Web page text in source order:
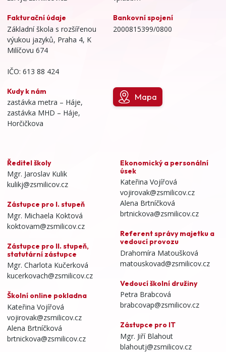
Fakturační údaje
Základní škola s rozšířenou
výukou jazyků, Praha 4, K
Milíčovu 674
IČO: 613 88 424
Bankovní spojení
2000815399/0800
Kudy k nám
zastávka metra – Háje,
zastávka MHD – Háje,
Horčičkova
Mapa
Ředitel školy
Mgr. Jaroslav Kulik
kulikj@zsmilicov.cz
Zástupce pro I. stupeň
Mgr. Michaela Koktová
koktovam@zsmilicov.cz
Zástupce pro II. stupeň,
statutární zástupce
Mgr. Charlota Kučerková
kucerkovach@zsmilicov.cz
Školní online pokladna
Kateřina Vojířová
vojirovak@zsmilicov.cz
Alena Brtníčková
brtnickova@zsmilicov.cz
Ekonomický a personální
úsek
Kateřina Vojířová
vojirovak@zsmilicov.cz
Alena Brtníčková
brtnickova@zsmilicov.cz
Referent správy majetku a
vedoucí provozu
Drahomíra Matoušková
matouskovad@zsmilicov.cz
Vedoucí školní družiny
Petra Brabcová
brabcovap@zsmilicov.cz
Zástupce pro IT
Mgr. Jiří Blahout
blahoutj@zsmilicov.cz